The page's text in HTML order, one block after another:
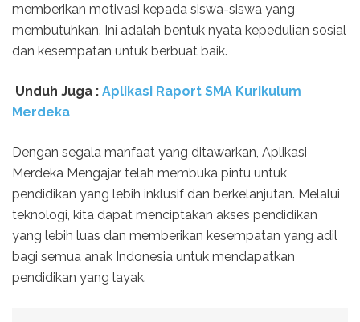
memberikan motivasi kepada siswa-siswa yang
membutuhkan. Ini adalah bentuk nyata kepedulian sosial
dan kesempatan untuk berbuat baik.
Unduh Juga : Aplikasi Raport SMA Kurikulum
Merdeka
Dengan segala manfaat yang ditawarkan, Aplikasi
Merdeka Mengajar telah membuka pintu untuk
pendidikan yang lebih inklusif dan berkelanjutan. Melalui
teknologi, kita dapat menciptakan akses pendidikan
yang lebih luas dan memberikan kesempatan yang adil
bagi semua anak Indonesia untuk mendapatkan
pendidikan yang layak.